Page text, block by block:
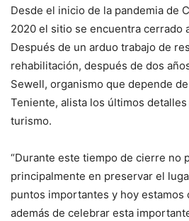
Desde el inicio de la pandemia de
2020 el sitio se encuentra cerrado
Después de un arduo trabajo de
rehabilitación, después de dos
Sewell, organismo que depende
Teniente, alista los últimos
turismo.
“Durante este tiempo de cierre no
principalmente en preservar el
puntos importantes y hoy estamos
además de celebrar esta